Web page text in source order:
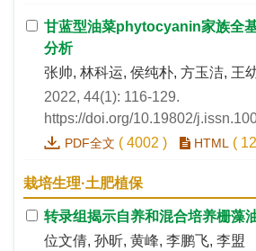
甘蓝型油菜phytocyanin家族全
分析
张帅, 林科运, 侯纯朴, 方玉洁, 王
2022, 44(1): 116-129.
https://doi.org/10.19802/
PDF全文 ( 4002 ) HTML (
栽培生理·土肥植保
转录组揭示自养和混合培养栅藻
位文倩, 孙昕, 黄峰, 李鹏飞, 李盟